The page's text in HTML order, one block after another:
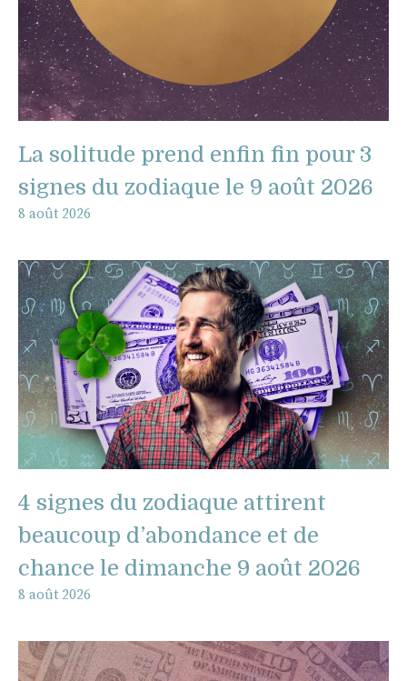
La solitude prend enfin fin pour 3
signes du zodiaque le 9 août 2026
8 août 2026
4 signes du zodiaque attirent
beaucoup d’abondance et de
chance le dimanche 9 août 2026
8 août 2026